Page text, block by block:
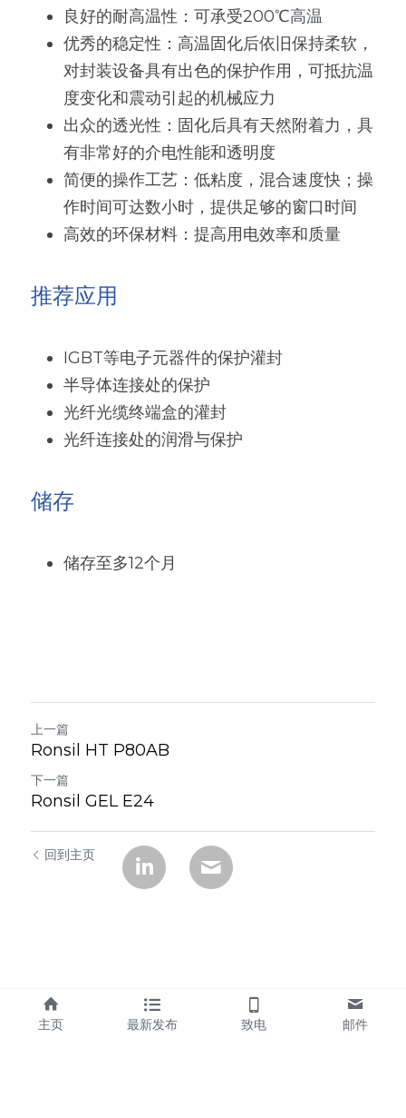
消泡剂
光稳定剂和抗氧化剂
有机硅定制
最新发布
良好的耐高温性：可承受200℃高温
优秀的稳定性：高温固化后依旧保持柔软，
对封装设备具有出色的保护作用，可抵抗温
度变化和震动引起的机械应力
出众的透光性：固化后具有天然附着力，具
有非常好的介电性能和透明度
简便的操作工艺：低粘度，混合速度快；操
作时间可达数小时，提供足够的窗口时间
高效的环保材料：提高用电效率和质量
推荐应用
IGBT等电子元器件的保护灌封
半导体连接处的保护
光纤光缆终端盒的灌封
光纤连接处的润滑与保护
储存
储存至多12个月
上一篇
Ronsil HT P80AB
下一篇
Ronsil GEL E24
回到主页
主页 最新发布 致电 邮件